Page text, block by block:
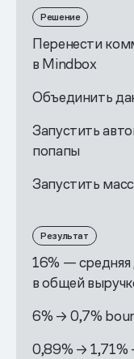
Решение
Перенести
в Mindbох
Объединить
Запустить
попапы
Запустить
Результат
16% — средняя
в общей
6% → 0,7%
0,89% → 1,71%